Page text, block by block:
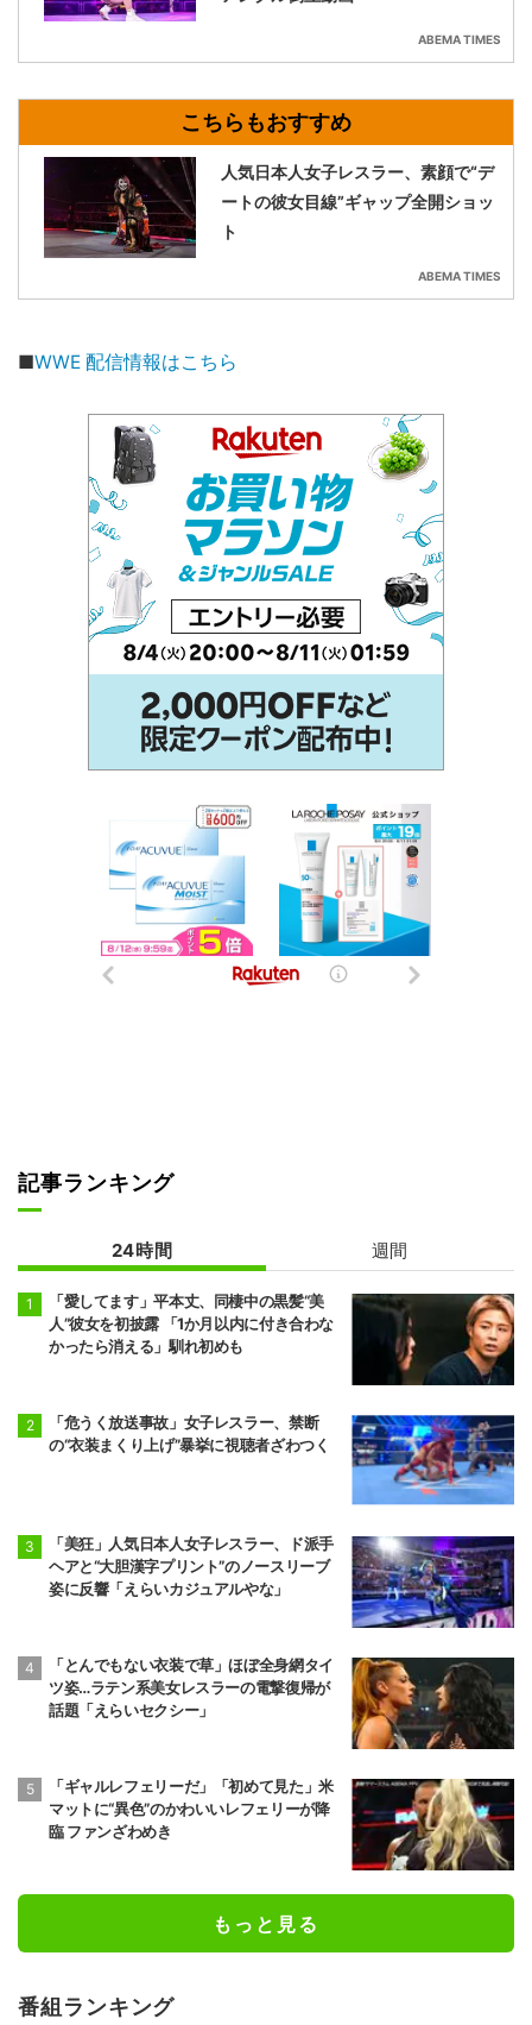
ABEMA TIMES
人気日本人女子レスラー、素顔で“デ
ートの彼女目線”ギャップ全開ショッ
ト
ABEMA TIMES
■WWE 配信情報はこちら
記事ランキング
24時間 週間
「愛してます」平本丈、同棲中の黒髪“美
人”彼女を初披露 「1か月以内に付き合わな
かったら消える」馴れ初めも
「危うく放送事故」女子レスラー、禁断
の“衣装まくり上げ”暴挙に視聴者ざわつく
「美狂」人気日本人女子レスラー、ド派手
ヘアと“大胆漢字プリント”のノースリーブ
姿に反響「えらいカジュアルやな」
「とんでもない衣装で草」ほぼ全身網タイ
ツ姿…ラテン系美女レスラーの電撃復帰が
話題「えらいセクシー」
「ギャルレフェリーだ」「初めて見た」米
マットに“異色”のかわいいレフェリーが降
臨 ファンざわめき
もっと見る
番組ランキング